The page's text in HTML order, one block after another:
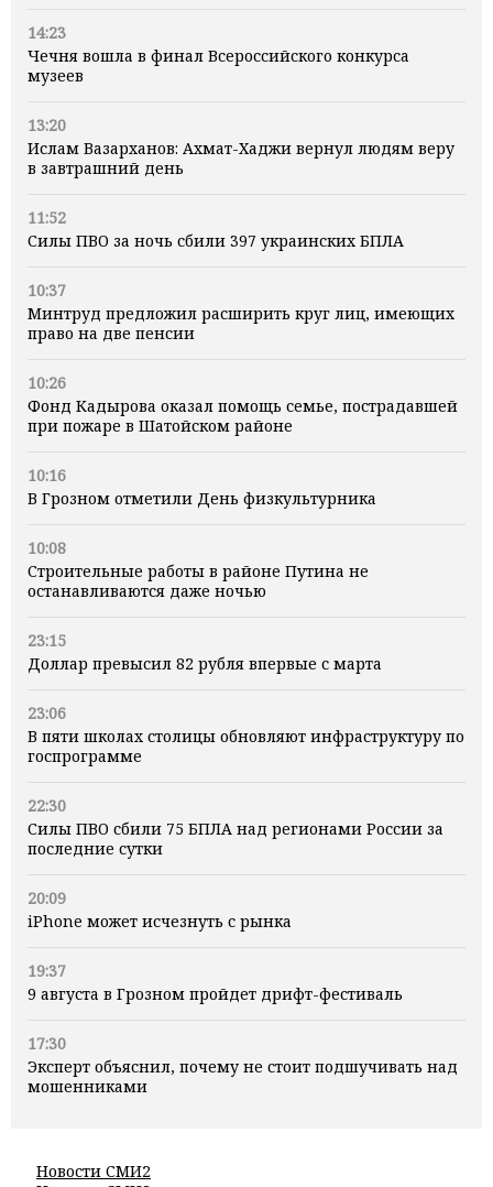
14:23
Чечня вошла в финал Всероссийского конкурса
музеев
13:20
Ислам Вазарханов: Ахмат-Хаджи вернул людям веру
в завтрашний день
11:52
Силы ПВО за ночь сбили 397 украинских БПЛА
10:37
Минтруд предложил расширить круг лиц, имеющих
право на две пенсии
10:26
Фонд Кадырова оказал помощь семье, пострадавшей
при пожаре в Шатойском районе
10:16
В Грозном отметили День физкультурника
10:08
Строительные работы в районе Путина не
останавливаются даже ночью
23:15
Доллар превысил 82 рубля впервые с марта
23:06
В пяти школах столицы обновляют инфраструктуру по
госпрограмме
22:30
Силы ПВО сбили 75 БПЛА над регионами России за
последние сутки
20:09
iPhone может исчезнуть с рынка
19:37
9 августа в Грозном пройдет дрифт-фестиваль
17:30
Эксперт объяснил, почему не стоит подшучивать над
мошенниками
Новости СМИ2